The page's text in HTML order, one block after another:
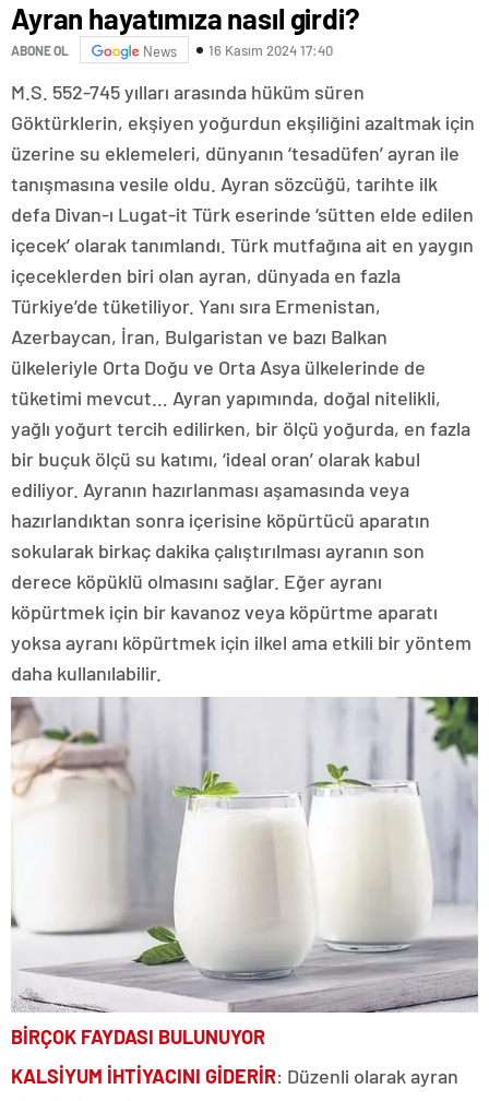
Ayran hayatımıza nasıl girdi?
ABONE OL News 16 Kasım 2024 17:40
M.S. 552-745 yılları arasında hüküm süren
Göktürklerin, ekşiyen yoğurdun ekşiliğini azaltmak için
üzerine su eklemeleri, dünyanın ‘tesadüfen’ ayran ile
tanışmasına vesile oldu. Ayran sözcüğü, tarihte ilk
defa Divan-ı Lugat-it Türk eserinde ‘sütten elde edilen
içecek’ olarak tanımlandı. Türk mutfağına ait en yaygın
içeceklerden biri olan ayran, dünyada en fazla
Türkiye’de tüketiliyor. Yanı sıra Ermenistan,
Azerbaycan, İran, Bulgaristan ve bazı Balkan
ülkeleriyle Orta Doğu ve Orta Asya ülkelerinde de
tüketimi mevcut… Ayran yapımında, doğal nitelikli,
yağlı yoğurt tercih edilirken, bir ölçü yoğurda, en fazla
bir buçuk ölçü su katımı, ‘ideal oran’ olarak kabul
ediliyor. Ayranın hazırlanması aşamasında veya
hazırlandıktan sonra içerisine köpürtücü aparatın
sokularak birkaç dakika çalıştırılması ayranın son
derece köpüklü olmasını sağlar. Eğer ayranı
köpürtmek için bir kavanoz veya köpürtme aparatı
yoksa ayranı köpürtmek için ilkel ama etkili bir yöntem
daha kullanılabilir.
BİRÇOK FAYDASI BULUNUYOR
KALSİYUM İHTİYACINI GİDERİR: Düzenli olarak ayran